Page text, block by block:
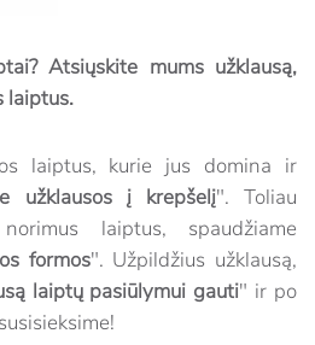
Atsiųskite mums užklausą,
laiptus.
laiptus, kurie jus domina ir
užklausos į krepšelį". Toliau
laiptus, spaudžiame
formos". Užpildžius užklausą,
laiptų pasiūlymui gauti" ir po